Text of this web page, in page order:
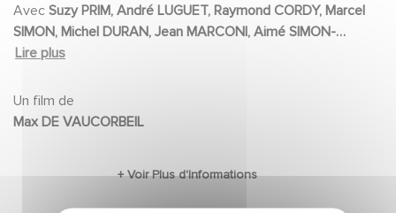
jusqu'à Tokyo. C'est le signal du bonheur pour
les deux amoureux.
Avec
SIMON, Michel DURAN, Jean MARCONI, Aimé SIMON-
GIRARD, DOUMEL, Anthony GILDÈS, Charles LEMONTIER,
DALCY, Annie ROZANNE, Hélène RAY, Pierre LABRY,
Lire plus
Un film de
Max DE VAUCORBEIL